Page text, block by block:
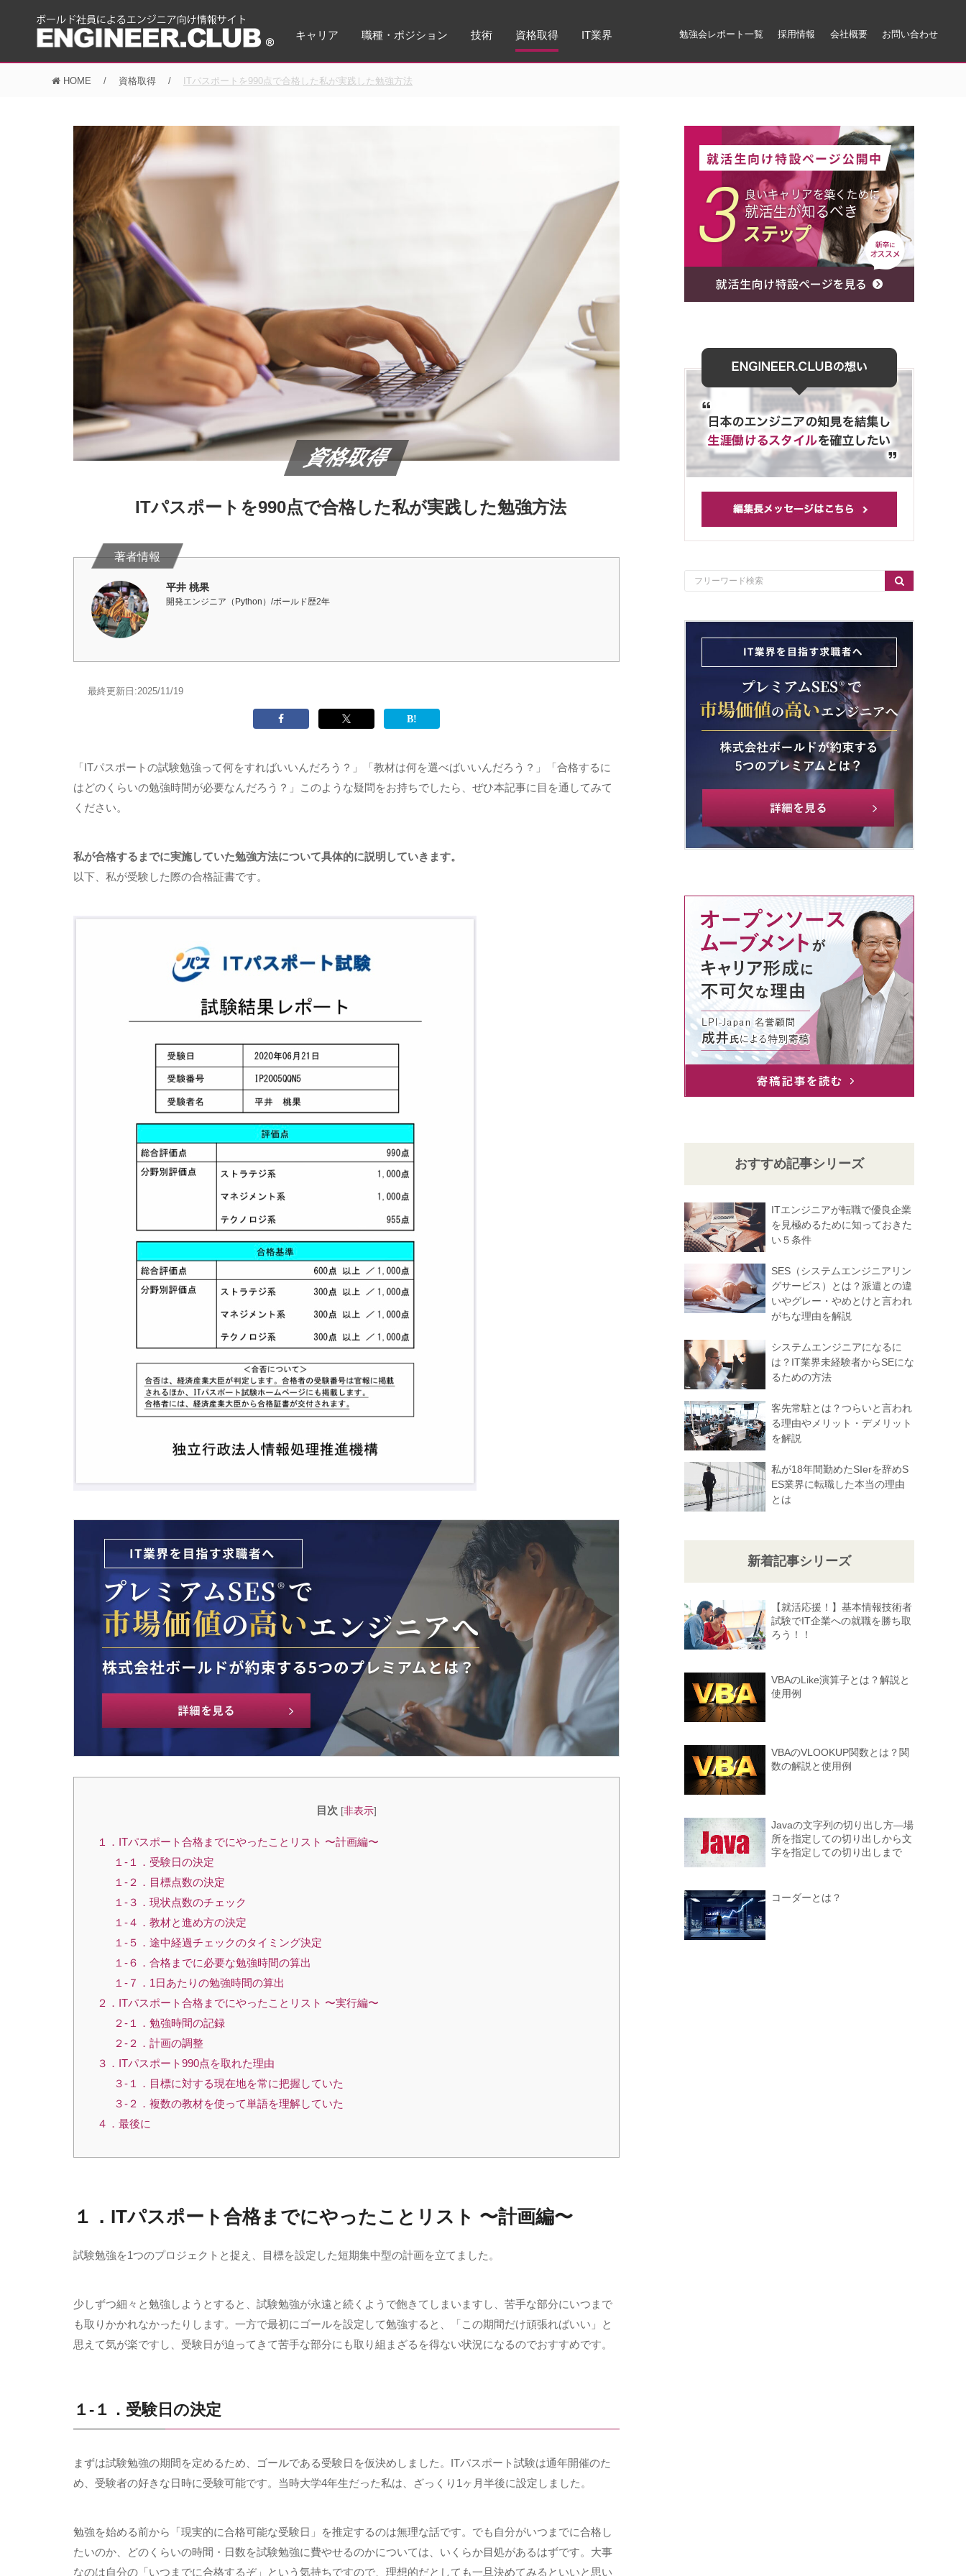
キャリア 職種・ポジション 技術 資格取得 IT業界 勉強会レポート一覧 採用情報 会社概要 お問い合わせ
HOME 資格取得 ITパスポートを990点で合格した私が実践した勉強方法
資格取得
ITパスポートを990点で合格した私が実践した勉強方法
平井 桃果
開発エンジニア（Python）/ボールド歴2年
最終更新日:2025/11/19
「ITパスポートの試験勉強って何をすればいいんだろう？」「教材は何を選べばいいんだろう？」「合格するに
はどのくらいの勉強時間が必要なんだろう？」このような疑問をお持ちでしたら、ぜひ本記事に目を通してみて
ください。
私が合格するまでに実施していた勉強方法について具体的に説明していきます。
以下、私が受験した際の合格証書です。
目次 [非表示]
１．ITパスポート合格までにやったことリスト 〜計画編〜
１-１．受験日の決定
１-２．目標点数の決定
１-３．現状点数のチェック
１-４．教材と進め方の決定
１-５．途中経過チェックのタイミング決定
１-６．合格までに必要な勉強時間の算出
１-７．1日あたりの勉強時間の算出
２．ITパスポート合格までにやったことリスト 〜実行編〜
２-１．勉強時間の記録
２-２．計画の調整
３．ITパスポート990点を取れた理由
３-１．目標に対する現在地を常に把握していた
３-２．複数の教材を使って単語を理解していた
４．最後に
１．ITパスポート合格までにやったことリスト 〜計画編〜
試験勉強を1つのプロジェクトと捉え、目標を設定した短期集中型の計画を立てました。
少しずつ細々と勉強しようとすると、試験勉強が永遠と続くようで飽きてしまいますし、苦手な部分にいつまで
も取りかかれなかったりします。一方で最初にゴールを設定して勉強すると、「この期間だけ頑張ればいい」と
思えて気が楽ですし、受験日が迫ってきて苦手な部分にも取り組まざるを得ない状況になるのでおすすめです。
１-１．受験日の決定
まずは試験勉強の期間を定めるため、ゴールである受験日を仮決めしました。ITパスポート試験は通年開催のた
め、受験者の好きな日時に受験可能です。当時大学4年生だった私は、ざっくり1ヶ月半後に設定しました。
勉強を始める前から「現実的に合格可能な受験日」を推定するのは無理な話です。でも自分がいつまでに合格し
たいのか、どのくらいの時間・日数を試験勉強に費やせるのかについては、いくらか目処があるはずです。大事
なのは自分の「いつまでに合格するぞ」という気持ちですので、理想的だとしても一旦決めてみるといいと思い
おすすめ記事シリーズ
ITエンジニアが転職で優良企業
を見極めるために知っておきた
い５条件
SES（システムエンジニアリン
グサービス）とは？派遣との違
いやグレー・やめとけと言われ
がちな理由を解説
システムエンジニアになるに
は？IT業界未経験者からSEにな
るための方法
客先常駐とは？つらいと言われ
る理由やメリット・デメリット
を解説
私が18年間勤めたSIerを辞めS
ES業界に転職した本当の理由
とは
新着記事シリーズ
【就活応援！】基本情報技術者
試験でIT企業への就職を勝ち取
ろう！！
VBAのLike演算子とは？解説と
使用例
VBAのVLOOKUP関数とは？関
数の解説と使用例
Javaの文字列の切り出し方―場
所を指定しての切り出しから文
字を指定しての切り出しまで
コーダーとは？